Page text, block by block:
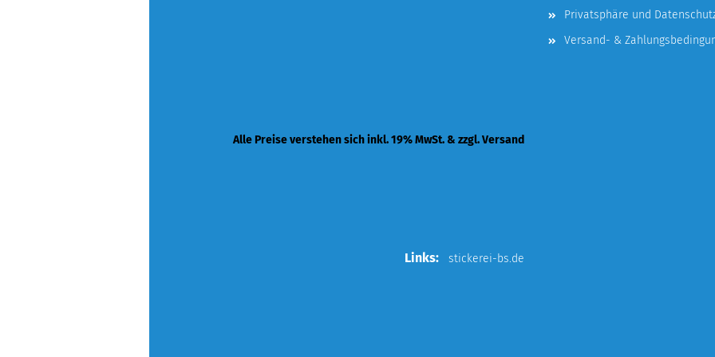
Privatsphäre und
Versand- &
Alle Preise verstehen sich inkl. 19% MwSt. & zzgl. Versand
Links: stickerei-bs.de